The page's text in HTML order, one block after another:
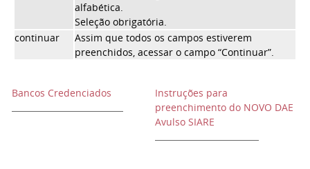
alfabética.
Seleção obrigatória.
continuar
Assim que todos os campos estiverem
preenchidos, acessar o campo “Continuar”.
Bancos Credenciados
Instruções para
preenchimento do NOVO DAE
Avulso SIARE